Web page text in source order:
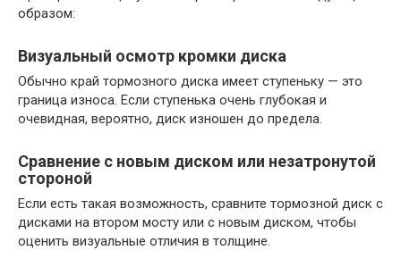
образом:
Визуальный осмотр кромки диска
Обычно край тормозного диска имеет ступеньку — это
граница износа. Если ступенька очень глубокая и
очевидная, вероятно, диск изношен до предела.
Сравнение с новым диском или незатронутой
стороной
Если есть такая возможность, сравните тормозной диск с
дискaми на втором мосту или с новым диском, чтобы
оценить визуальные отличия в толщине.